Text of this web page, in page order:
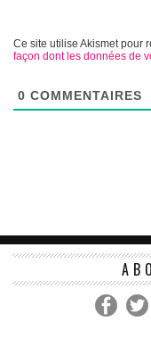
Ce site utilise Akismet pour
façon dont les données de
0 COMMENTAIRES